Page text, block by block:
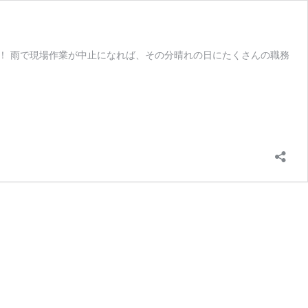
で現場作業が中止になれば、その分晴れの日にたくさんの職務